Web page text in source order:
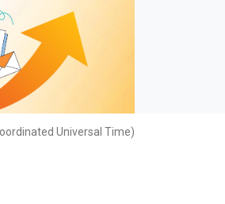
Universal Time)
們